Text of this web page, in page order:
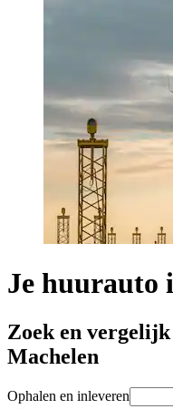
Je huurauto
Zoek en
Machelen
Ophalen en inleveren